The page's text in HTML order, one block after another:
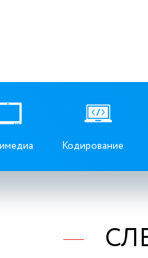
Кодирование